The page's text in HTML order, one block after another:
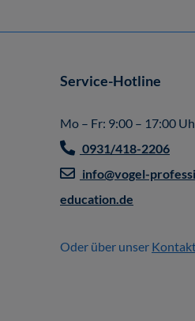
Service-Hotline
Mo – Fr: 9:00 – 17:00
0931/418-2206
info@vogel-
education.de
Oder über unser